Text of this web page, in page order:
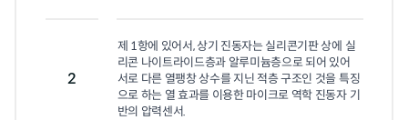
2
제 1항에 있어서, 상기 진동자는 실리콘기판 상에 실
리콘 나이트라이드층과 알루미늄층으로 되어 있어
서로 다른 열팽창 상수를 지닌 적층 구조인 것을 특징
으로 하는 열 효과를 이용한 마이크로 역학 진동자 기
반의 압력센서.